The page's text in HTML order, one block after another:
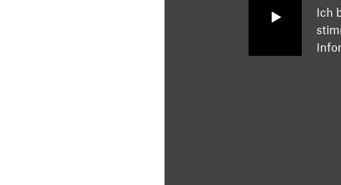
Ich